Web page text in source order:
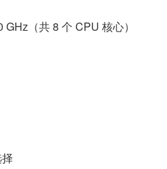
（共 8 个 CPU 核心）